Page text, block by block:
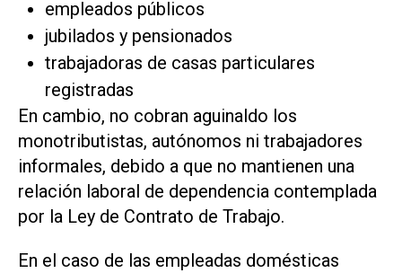
empleados públicos
jubilados y pensionados
trabajadoras de casas particulares
registradas
En cambio, no cobran aguinaldo los
monotributistas, autónomos ni trabajadores
informales, debido a que no mantienen una
relación laboral de dependencia contemplada
por la Ley de Contrato de Trabajo.
En el caso de las empleadas domésticas